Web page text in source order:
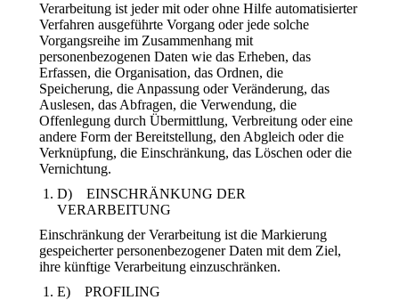
Verarbeitung ist jeder mit oder ohne Hilfe automatisierter
Verfahren ausgeführte Vorgang oder jede solche
Vorgangsreihe im Zusammenhang mit
personenbezogenen Daten wie das Erheben, das
Erfassen, die Organisation, das Ordnen, die
Speicherung, die Anpassung oder Veränderung, das
Auslesen, das Abfragen, die Verwendung, die
Offenlegung durch Übermittlung, Verbreitung oder eine
andere Form der Bereitstellung, den Abgleich oder die
Verknüpfung, die Einschränkung, das Löschen oder die
Vernichtung.
D) EINSCHRÄNKUNG DER
VERARBEITUNG
Einschränkung der Verarbeitung ist die Markierung
gespeicherter personenbezogener Daten mit dem Ziel,
ihre künftige Verarbeitung einzuschränken.
E) PROFILING